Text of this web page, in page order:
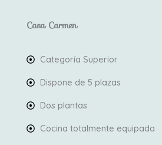
Casa Carmen
Categoría Superior
Dispone de 5 plazas
Dos plantas
Cocina totalmente equipada